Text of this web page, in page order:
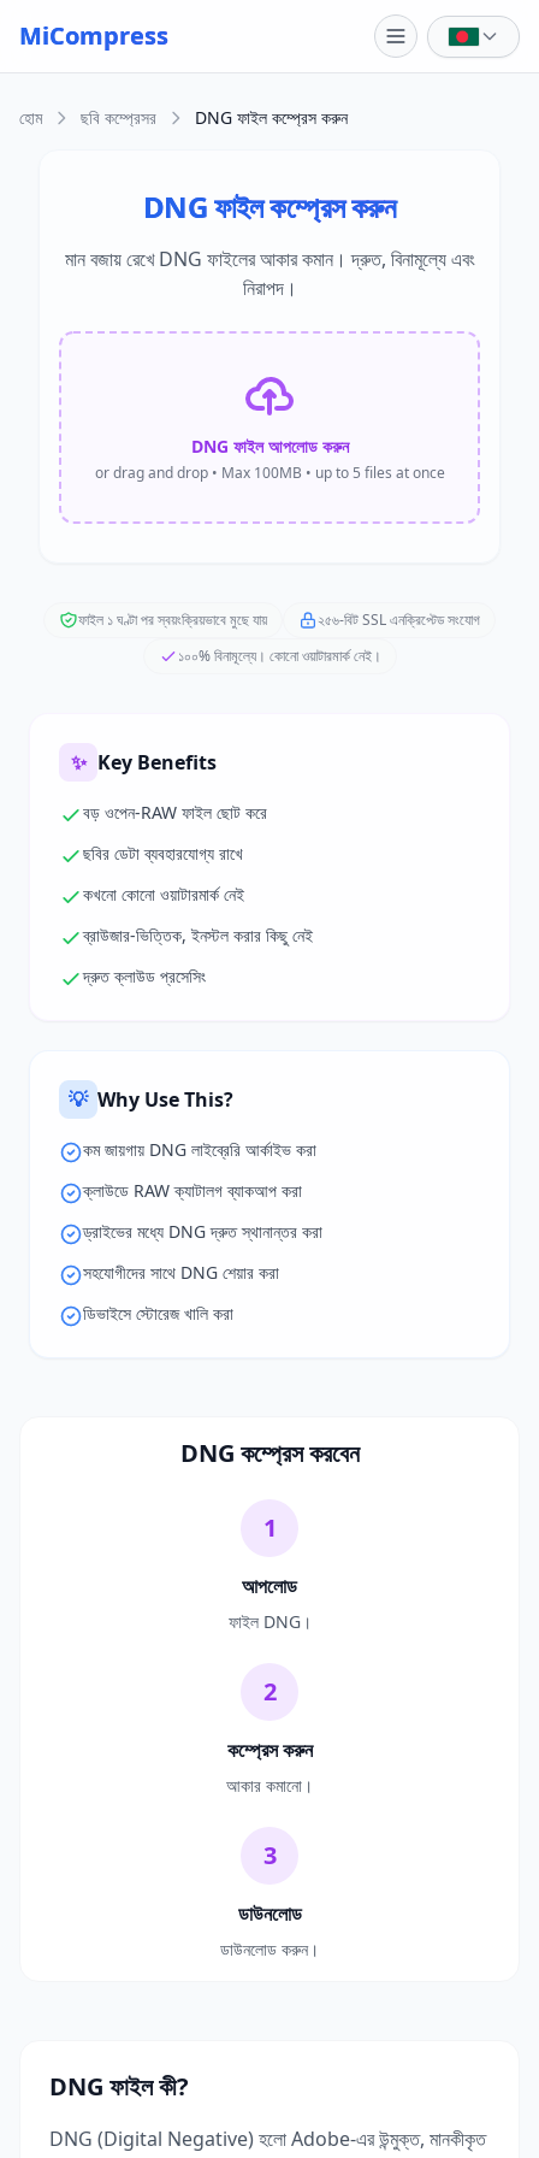
Skip to main content
MiCompress
হোম ছবি কম্প্রেসর DNG ফাইল কম্প্রেস করুন
DNG ফাইল কম্প্রেস করুন
মান বজায় রেখে DNG ফাইলের আকার কমান। দ্রুত, বিনামূল্যে এবং
নিরাপদ।
DNG ফাইল আপলোড করুন
or drag and drop • Max 100MB • up to 5 files at once
ফাইল ১ ঘণ্টা পর স্বয়ংক্রিয়ভাবে মুছে যায়
২৫৬-বিট SSL এনক্রিপ্টেড সংযোগ
১০০% বিনামূল্যে। কোনো ওয়াটারমার্ক নেই।
✨ Key Benefits
বড় ওপেন-RAW ফাইল ছোট করে
ছবির ডেটা ব্যবহারযোগ্য রাখে
কখনো কোনো ওয়াটারমার্ক নেই
ব্রাউজার-ভিত্তিক, ইনস্টল করার কিছু নেই
দ্রুত ক্লাউড প্রসেসিং
💡 Why Use This?
কম জায়গায় DNG লাইব্রেরি আর্কাইভ করা
ক্লাউডে RAW ক্যাটালগ ব্যাকআপ করা
ড্রাইভের মধ্যে DNG দ্রুত স্থানান্তর করা
সহযোগীদের সাথে DNG শেয়ার করা
ডিভাইসে স্টোরেজ খালি করা
DNG কম্প্রেস করবেন
1
আপলোড
ফাইল DNG।
2
কম্প্রেস করুন
আকার কমানো।
3
ডাউনলোড
ডাউনলোড করুন।
DNG ফাইল কী?
DNG (Digital Negative) হলো Adobe-এর উন্মুক্ত, মানকীকৃত